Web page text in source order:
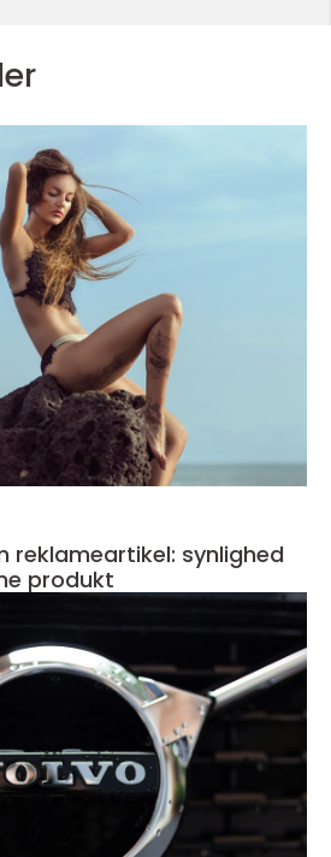
reklameartikel: synlighed
produkt